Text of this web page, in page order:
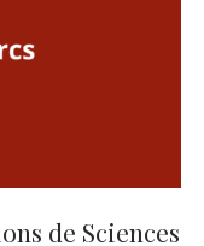
de Sciences